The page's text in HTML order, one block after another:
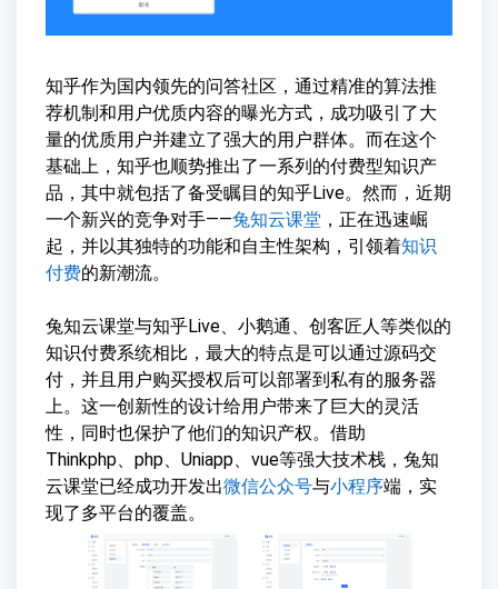
知乎作为国内领先的问答社区，通过精准的算法推
荐机制和用户优质内容的曝光方式，成功吸引了大
量的优质用户并建立了强大的用户群体。而在这个
基础上，知乎也顺势推出了一系列的付费型知识产
品，其中就包括了备受瞩目的知乎Live。然而，近期
一个新兴的竞争对手——兔知云课堂 ，正在迅速崛
起，并以其独特的功能和自主性架构，引领着知识
付费的新潮流。
兔知云课堂与知乎Live、小鹅通、创客匠人等类似的
知识付费系统相比，最大的特点是可以通过源码交
付，并且用户购买授权后可以部署到私有的服务器
上。这一创新性的设计给用户带来了巨大的灵活
性，同时也保护了他们的知识产权。借助
Thinkphp、php、Uniapp、vue等强大技术栈，兔知
云课堂已经成功开发出微信公众号与小程序端，实
现了多平台的覆盖。